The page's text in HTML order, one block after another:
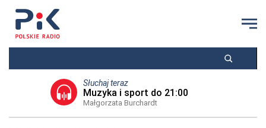
Słuchaj teraz
Muzyka i sport do 21:00
Małgorzata Burchardt